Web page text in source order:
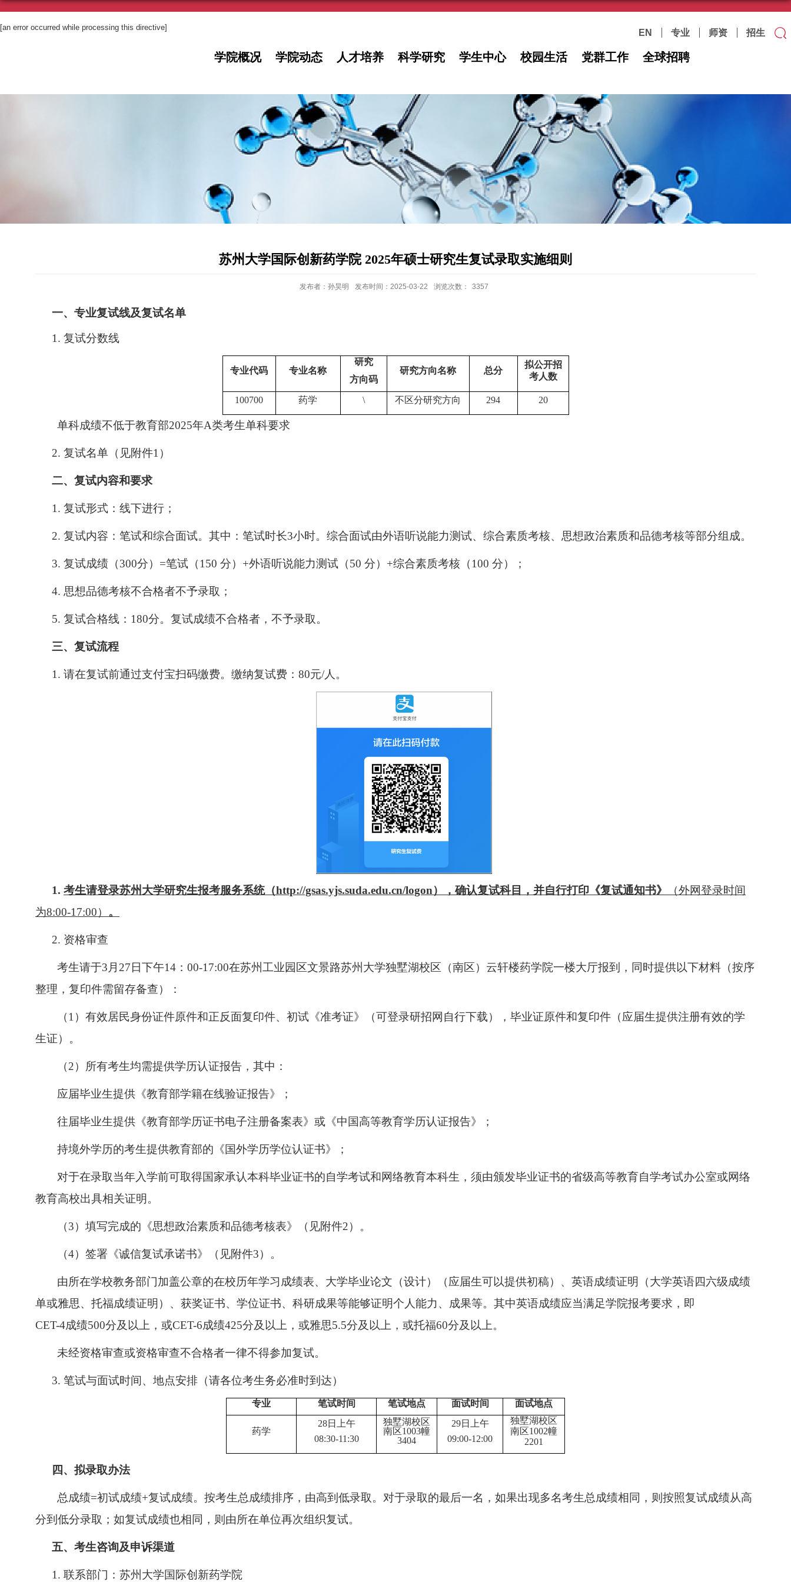
[an error occurred while processing this directive]
EN 专业 师资 招生
学院概况 学院动态 人才培养 科学研究 学生中心 校园生活 党群工作 全球招聘
苏州大学国际创新药学院 2025年硕士研究生复试录取实施细则
发布者：孙昊明 发布时间：2025-03-22 浏览次数： 3357
一、 专业复试线及复试名单
1. 复试分数线
专业代码 专业名称
研究
方向码
研究方向名称 总分
拟公开招
考人数
100700 药学 \ 不区分研究方向 294 20
单科成绩不低于教育部2025年A类考生单科要求
2. 复试名单（见附件1 ）
二、 复试内容和要求
1. 复试形式： 线下进行 ；
2. 复试内容： 笔试和综合面试。 其中：笔试时长3小时。 综合面试由外语听说能力测试、综合素质考核、思想政治素质和品德考核等部分组成。
3. 复试成绩 （300分） =笔试（150 分） +外语听说能力测试（50 分） +综合素质考核（100 分） ；
4. 思想品德考核不合格者不予录取；
5. 复试合格线 ： 180分。复试成绩不合格者，不予录取。
三、 复试流程
1. 请在复试前通过支付宝扫码缴费。缴纳复试费： 80元/人。
1. 考生请登录苏州大学研究生报考服务系统（http://gsas.yjs.suda.edu.cn/logon），确认复试科目，并自行打印《复试通知书》 （外网登录时间
为8:00-17:00） 。
2. 资格审查
考生请于3 月 27 日下午14 ： 00-17:00在苏州工业园区文景路苏州大学独墅湖校区（南区）云轩楼药学院一楼大厅报到，同时提供以下材料（按序
整理，复印件需留存备查）：
（1 ） 有效居民身份证件原件和正反面复印件、初试《准考证》（可登录研招网自行下载），毕业证原件和复印件（应届生提供注册有效的学
生证）。
（2） 所有考生均需提供学历认证报告，其中：
应届毕业生提供《教育部学籍在线验证报告》；
往届毕业生提供《教育部学历证书电子注册备案表》或《中国高等教育学历认证报告》；
持境外学历的考生提供教育部的《国外学历学位认证书》 ；
对于在录取当年入学前可取得国家承认本科毕业证书的自学考试和网络教育本科生，须由颁发毕业证书的省级高等教育自学考试办公室或网络
教育高校出具相关证明。
（3） 填写完成的《思想政治素质和品德考核表》（见附件2） 。
（4） 签署《诚信复试承诺书》 （见附件3） 。
由所在学校教务部门加盖公章的在校历年学习成绩表、大学毕业论文（设计）（应届生可以提供初稿）、 英语成绩证明（大学英语四六级成绩
单或雅思、托福成绩证明 ） 、获奖证书、学位证书、科研成果等能够证明个人能力、成果等。 其中英语成绩应当满足学院报考要求，即
CET-4成绩500分及以上，或CET-6成绩425分及以上，或雅思5.5分及以上，或托福60分及以上。
未经资格审查或资格审查不合格者一律不得参加复试。
3. 笔试与面试时间、地点安排（请各位考生务必准时到达）
专业 笔试时间 笔试地点 面试时间 面试地点
药学
28日
上午
08:30-11 :30
独墅湖校区
南区1003幢
3404
29日
上午
09:00-12:00
独墅湖校区
南区1002幢
2201
四、 拟录取办法
总成绩=初试成绩+复试成绩。按考生总成绩排序，由高到低录取。 对于录取的最后一名，如果出现多名考生总成绩相同，则按照复试成绩从高
分到低分录取；如复试成绩也相同，则由所在单位再次组织复试。
五、 考生咨询及申诉渠道
1. 联系部门：苏州大学国际创新药学院